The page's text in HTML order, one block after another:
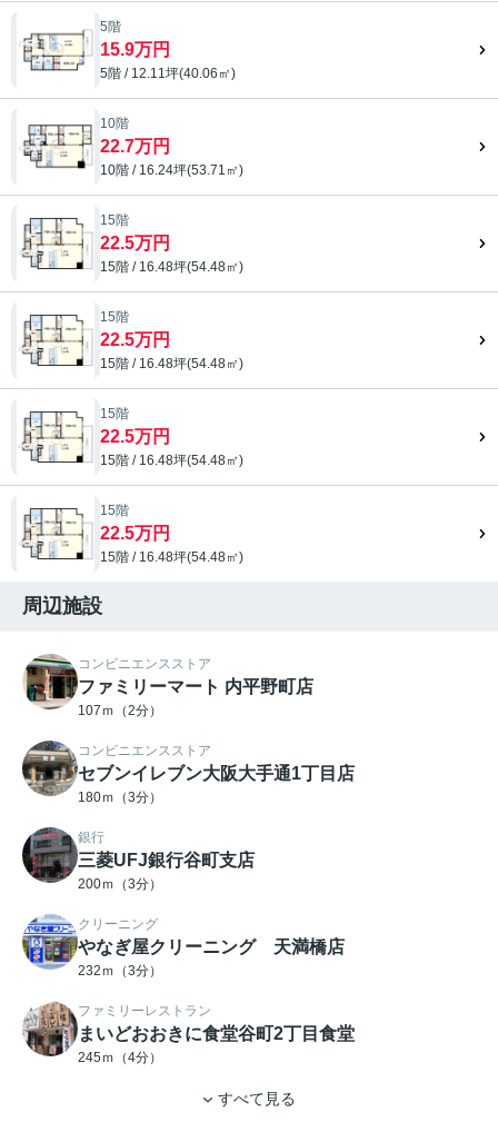
5階
15.9万円
5階 / 12.11坪(40.06㎡)
10階
22.7万円
10階 / 16.24坪(53.71㎡)
15階
22.5万円
15階 / 16.48坪(54.48㎡)
15階
22.5万円
15階 / 16.48坪(54.48㎡)
15階
22.5万円
15階 / 16.48坪(54.48㎡)
15階
22.5万円
15階 / 16.48坪(54.48㎡)
周辺施設
コンビニエンスストア
ファミリーマート 内平野町店
107ｍ（2分）
コンビニエンスストア
セブンイレブン大阪大手通1丁目店
180ｍ（3分）
銀行
三菱UFJ銀行谷町支店
200ｍ（3分）
クリーニング
やなぎ屋クリーニング 天満橋店
232ｍ（3分）
ファミリーレストラン
まいどおおきに食堂谷町2丁目食堂
245ｍ（4分）
すべて見る